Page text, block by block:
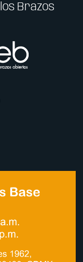
Brazos